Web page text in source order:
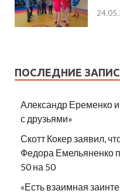
ПОСЛЕДНИЕ
Александр Еременко
с друзьями»
Скотт Кокер заявил,
Федора Емельяненко
50 на 50
«Есть взаимная